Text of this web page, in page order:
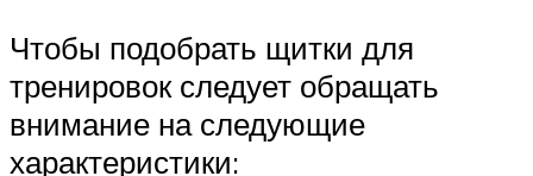
Чтобы подобрать щитки для
тренировок следует обращать
внимание на следующие
характеристики: